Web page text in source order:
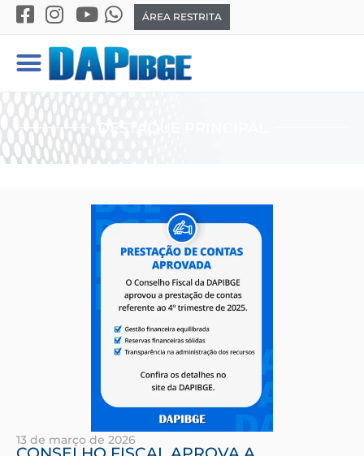
ÁREA RESTRITA
13 de março de 2026